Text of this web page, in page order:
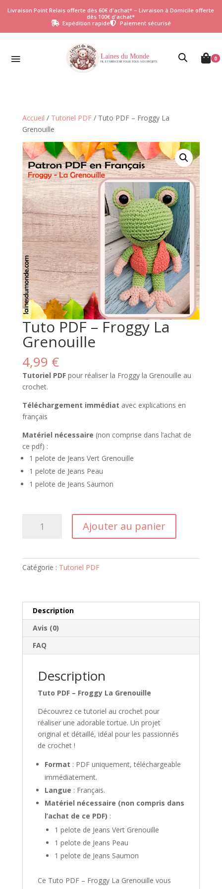
Livraison Point Relais offerte dès 60€ d'achat* – Livraison à Domicile offerte
dès 100€ d'achat*
 Expédition rapide Paiement sécurisé
Laines du Monde
FIL ET MERCERIE POUR TOUS VOS PROJETS  0
Accueil / Tutoriel PDF/ Tuto PDF – Froggy La
Grenouille
Tuto PDF – Froggy La
Grenouille
4,99 €
Tutoriel PDFpour réaliser la Froggy la Grenouille au
crochet.
Téléchargement immédiat avec explications en
français
Matériel nécessaire (non comprise dans l’achat de
ce pdf) :
1 pelote de Jeans Vert Grenouille
1 pelote de Jeans Peau
1 pelote de Jeans Saumon
-
Ajouter au panier
Catégorie : Tutoriel PDF
Description
Avis (0)
FAQ
Description
Tuto PDF – Froggy La Grenouille
Découvrez ce tutoriel au crochet pour
réaliser une adorable tortue. Un projet
original et détaillé, idéal pour les passionnés
de crochet !
Format : PDF uniquement, téléchargeable
immédiatement.
Langue : Français.
Matériel nécessaire (non compris dans
l’achat de ce PDF) :
1 pelote de Jeans Vert Grenouille
1 pelote de Jeans Peau
1 pelote de Jeans Saumon
Ce Tuto PDF – Froggy La Grenouille vous